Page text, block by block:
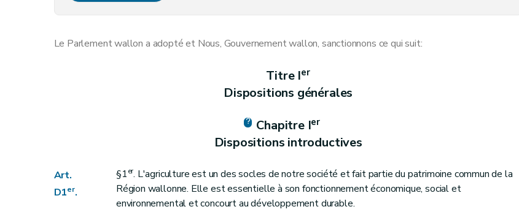
Art. D9
Dispositions relatives à l'octroi, à l'emploi et au contrôle des subventions
Section 4 Moyens de conférer une date certaine à un document et computation des délais
Art. D15
Art. D16
Le Parlement wallon a adopté et Nous, Gouvernement wallon, sanctionnons ce qui suit:
Titre Ier
Dispositions générales
Chapitre Ier
Dispositions introductives
Art.
D1er.
§1er. L'agriculture est un des socles de notre société et fait partie du patrimoine commun de la
Région wallonne. Elle est essentielle à son fonctionnement économique, social et
environnemental et concourt au développement durable.